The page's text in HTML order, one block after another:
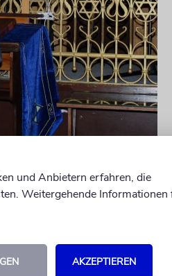
Ausbildung
Vorsitzender der
Jahresende, im
und Anbietern erfahren, die
Weitergehende Informationen
AKZEPTIEREN